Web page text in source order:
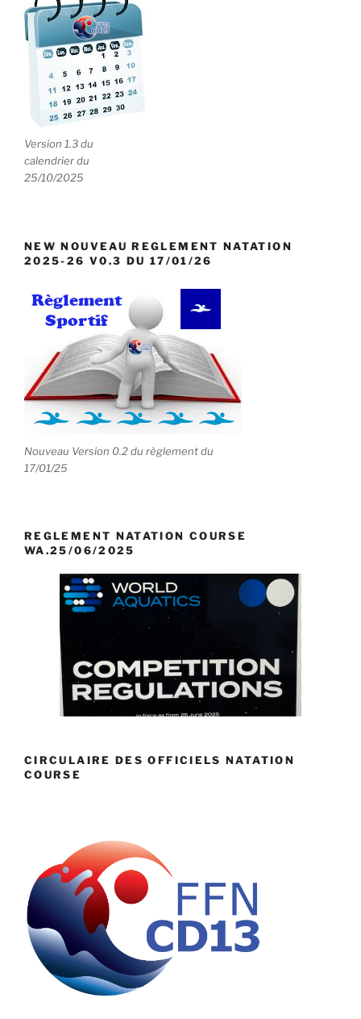
Version 1.3 du
calendrier du
25/10/2025
NEW NOUVEAU REGLEMENT NATATION
2025-26 V0.3 DU 17/01/26
Nouveau Version 0.2 du règlement du
17/01/25
REGLEMENT NATATION COURSE
WA.25/06/2025
CIRCULAIRE DES OFFICIELS NATATION
COURSE